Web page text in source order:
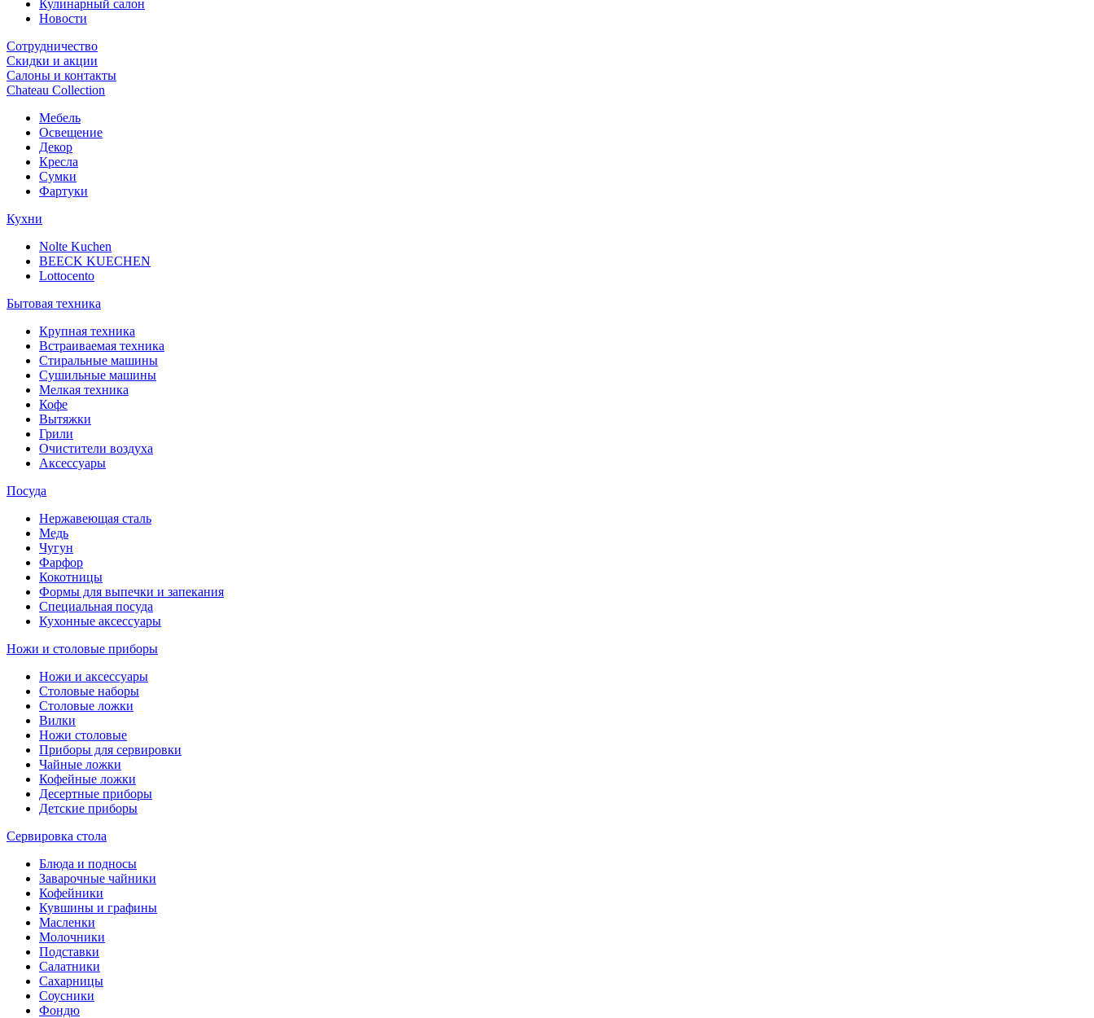
Кулинарный салон
Новости
Сотрудничество
Скидки и акции
Салоны и контакты
Chateau Collection
Мебель
Освещение
Декор
Кресла
Сумки
Фартуки
Кухни
Nolte Kuchen
BEECK KUECHEN
Lottocento
Бытовая техника
Крупная техника
Встраиваемая техника
Стиральные машины
Сушильные машины
Мелкая техника
Кофе
Вытяжки
Грили
Очистители воздуха
Аксессуары
Посуда
Нержавеющая сталь
Медь
Чугун
Фарфор
Кокотницы
Формы для выпечки и запекания
Специальная посуда
Кухонные аксессуары
Ножи и столовые приборы
Ножи и аксессуары
Столовые наборы
Столовые ложки
Вилки
Ножи столовые
Приборы для сервировки
Чайные ложки
Кофейные ложки
Десертные приборы
Детские приборы
Сервировка стола
Блюда и подносы
Заварочные чайники
Кофейники
Кувшины и графины
Масленки
Молочники
Подставки
Салатники
Сахарницы
Соусники
Фондю